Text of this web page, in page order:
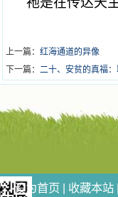
上一篇： 红海通道的异像
下一篇： 二十、安贫的真福
设为首页 | 收藏本站